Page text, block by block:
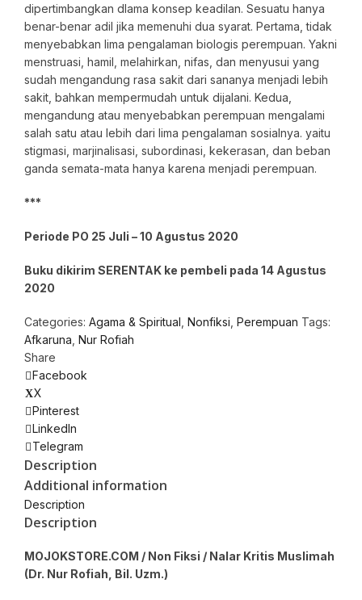
dipertimbangkan dlama konsep keadilan. Sesuatu hanya
benar-benar adil jika memenuhi dua syarat. Pertama, tidak
menyebabkan lima pengalaman biologis perempuan. Yakni
menstruasi, hamil, melahirkan, nifas, dan menyusui yang
sudah mengandung rasa sakit dari sananya menjadi lebih
sakit, bahkan mempermudah untuk dijalani. Kedua,
mengandung atau menyebabkan perempuan mengalami
salah satu atau lebih dari lima pengalaman sosialnya. yaitu
stigmasi, marjinalisasi, subordinasi, kekerasan, dan beban
ganda semata-mata hanya karena menjadi perempuan.
***
Periode PO 25 Juli – 10 Agustus 2020
Buku dikirim SERENTAK ke pembeli pada 14 Agustus
2020
Categories: Agama & Spiritual Nonfiksi Perempuan Tags:
Afkaruna Nur Rofiah
Share
Facebook
X
Pinterest
LinkedIn
Telegram
Description
Additional information
Description
Description
MOJOKSTORE.COM / Non Fiksi / Nalar Kritis Muslimah
(Dr. Nur Rofiah, Bil. Uzm.)